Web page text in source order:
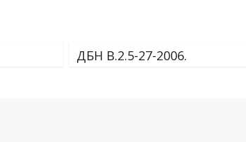
ДБН В.2.5-27-2006.